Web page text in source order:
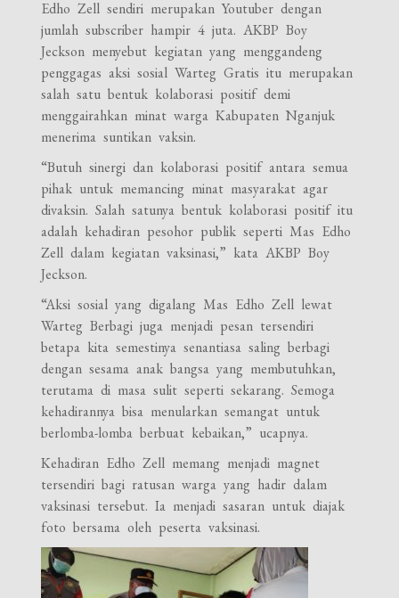
Edho Zell sendiri merupakan Youtuber dengan
jumlah subscriber hampir 4 juta. AKBP Boy
Jeckson menyebut kegiatan yang menggandeng
penggagas aksi sosial Warteg Gratis itu merupakan
salah satu bentuk kolaborasi positif demi
menggairahkan minat warga Kabupaten Nganjuk
menerima suntikan vaksin.
“Butuh sinergi dan kolaborasi positif antara semua
pihak untuk memancing minat masyarakat agar
divaksin. Salah satunya bentuk kolaborasi positif itu
adalah kehadiran pesohor publik seperti Mas Edho
Zell dalam kegiatan vaksinasi,” kata AKBP Boy
Jeckson.
“Aksi sosial yang digalang Mas Edho Zell lewat
Warteg Berbagi juga menjadi pesan tersendiri
betapa kita semestinya senantiasa saling berbagi
dengan sesama anak bangsa yang membutuhkan,
terutama di masa sulit seperti sekarang. Semoga
kehadirannya bisa menularkan semangat untuk
berlomba-lomba berbuat kebaikan,” ucapnya.
Kehadiran Edho Zell memang menjadi magnet
tersendiri bagi ratusan warga yang hadir dalam
vaksinasi tersebut. Ia menjadi sasaran untuk diajak
foto bersama oleh peserta vaksinasi.